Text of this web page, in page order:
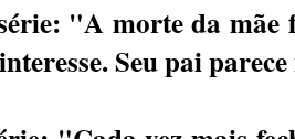
"A morte da mãe
Seu pai